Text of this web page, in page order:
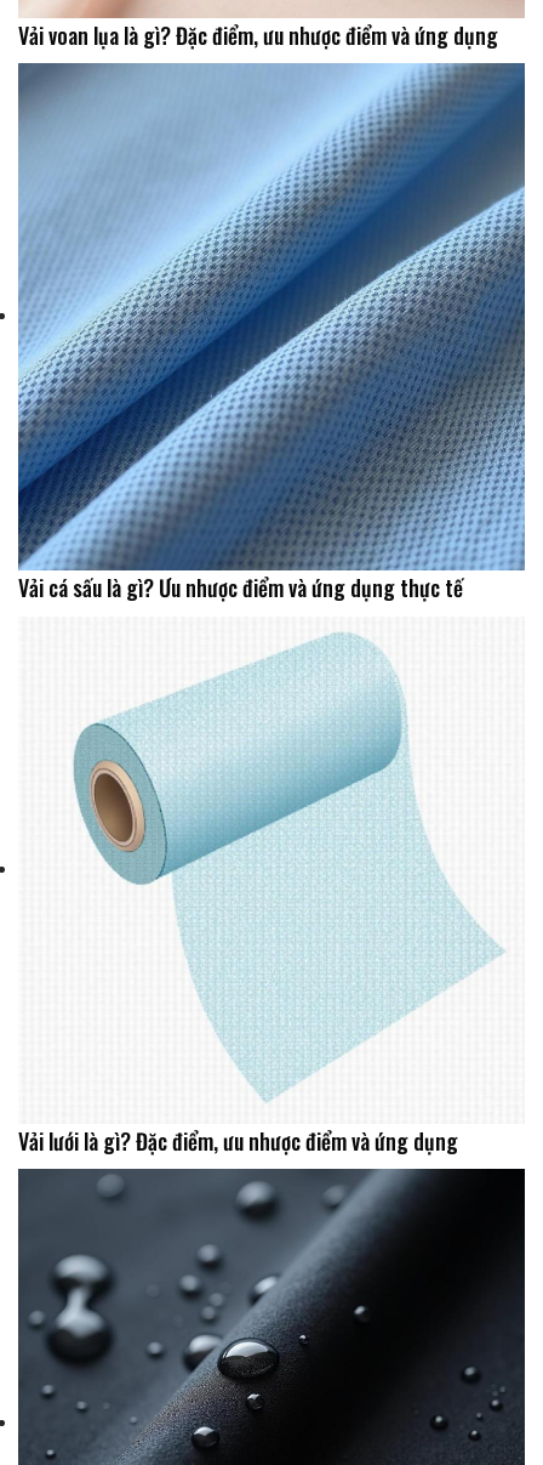
Vải voan lụa là gì? Đặc điểm, ưu nhược điểm và ứng dụng
Vải cá sấu là gì? Ưu nhược điểm và ứng dụng thực tế
Vải lưới là gì? Đặc điểm, ưu nhược điểm và ứng dụng